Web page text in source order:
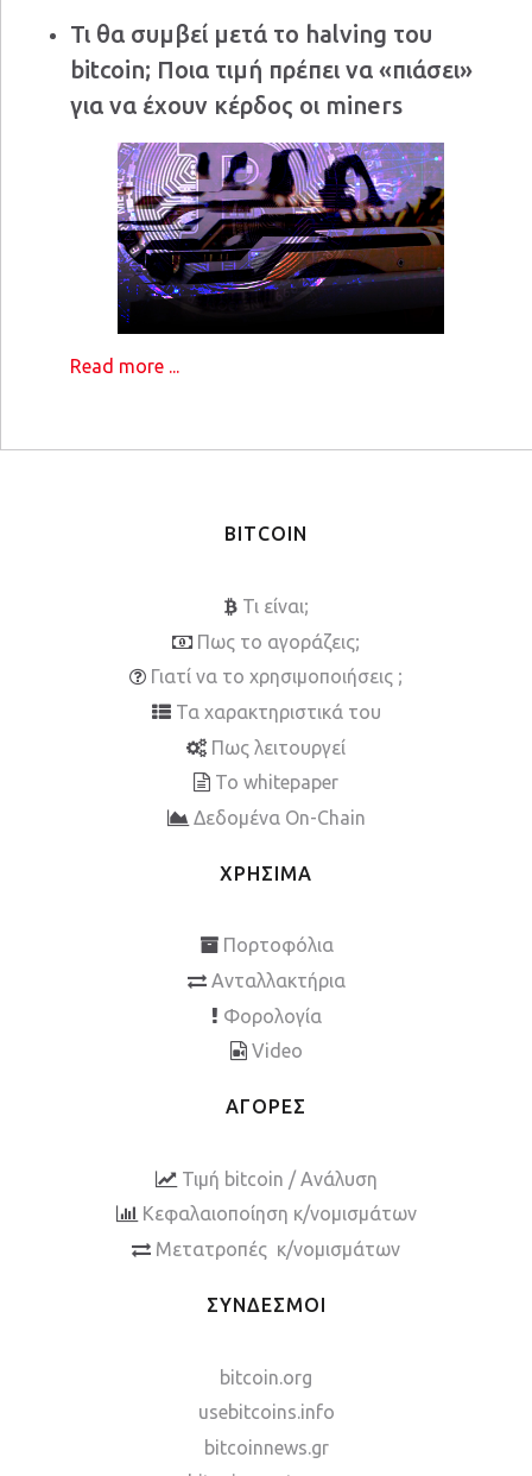
Τι θα συμβεί μετά το halving του
bitcoin; Ποια τιμή πρέπει να «πιάσει»
για να έχουν κέρδος οι miners
Read more ...
BITCOIN
Τι είναι;
Πως το αγοράζεις;
Γιατί να το χρησιμοποιήσεις ;
Τα χαρακτηριστικά του
Πως λειτουργεί
To whitepaper
Δεδομένα On-Chain
ΧΡΗΣΙΜΑ
Πορτοφόλια
Ανταλλακτήρια
Φορολογία
Video
ΑΓΟΡΕΣ
Τιμή bitcoin / Ανάλυση
Κεφαλαιοποίηση κ/νομισμάτων
Μετατροπές κ/νομισμάτων
ΣΥΝΔΕΣΜΟΙ
bitcoin.org
usebitcoins.info
bitcoinnews.gr